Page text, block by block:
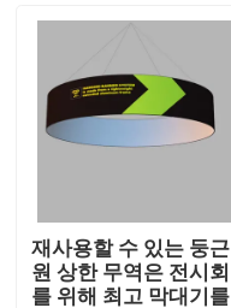
제품 소개
회사 소개
재사용할 수 있는 둥근
원 상한 무역은 전시회
를 위해 최고 막대기를